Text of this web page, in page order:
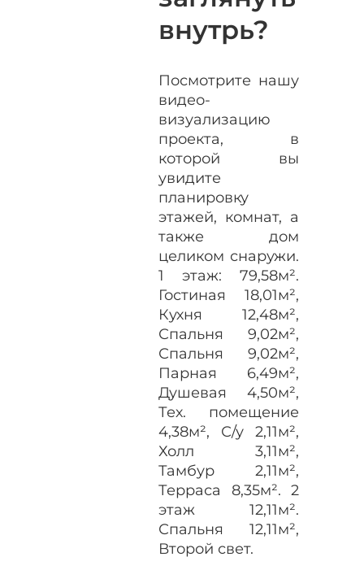
внутрь?
Посмотрите нашу
видео-
визуализацию
проекта, в
которой вы
увидите
планировку
этажей, комнат, а
также дом
целиком снаружи.
1 этаж: 79,58м².
Гостиная 18,01м²,
Кухня 12,48м²,
Спальня 9,02м²,
Спальня 9,02м²,
Парная 6,49м²,
Душевая 4,50м²,
Тех. помещение
4,38м², С/у 2,11м²,
Холл 3,11м²,
Тамбур 2,11м²,
Терраса 8,35м². 2
этаж 12,11м².
Спальня 12,11м²,
Второй свет.